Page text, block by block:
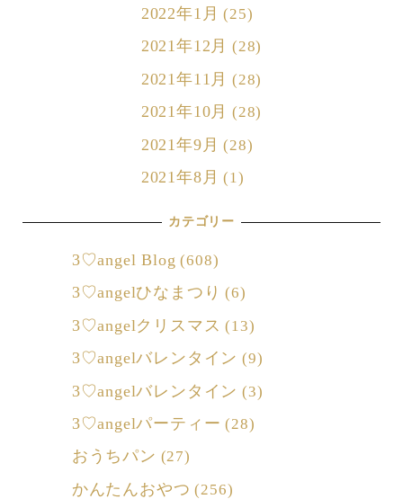
2022年1月 (25)
2021年12月 (28)
2021年11月 (28)
2021年10月 (28)
2021年9月 (28)
2021年8月 (1)
カテゴリー
3♡angel Blog (608)
3♡angelひなまつり (6)
3♡angelクリスマス (13)
3♡angelバレンタイン (9)
3♡angelバレンタイン (3)
3♡angelパーティー (28)
おうちパン (27)
かんたんおやつ (256)